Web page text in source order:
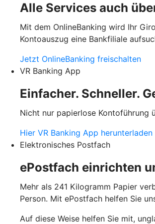
Alle Services auch
Mit dem OnlineBanking wird Ihr
Kontoauszug eine Bankfiliale
Jetzt OnlineBanking freischalten
VR Banking App
Einfacher. Schneller.
Nicht nur papierlose Kontoführung
Hier VR Banking App herunterladen
Elektronisches Postfach
ePostfach einrichten
Mehr als 241 Kilogramm Papier
Person. Mit ePostfach helfen Sie
Auf diese Weise helfen Sie mit,